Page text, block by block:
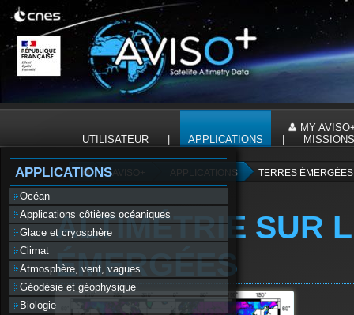
MY
UTILISATEUR
APPLICATIONS MISSIONS
AVISO+ APPLICATIONS TERRES ÉMERGÉES
ALTIMÉTRIE SUR
ÉMERGÉES
APPLICATIONS
Océan
Applications côtières océaniques
Glace et cryosphère
Climat
Atmosphère, vent, vagues
Géodésie et géophysique
Biologie
Panneau de gestion des cookies